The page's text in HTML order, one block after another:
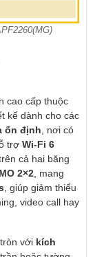
cao cấp thuộc
kế dành cho các
ổn định, nơi có
trợ Wi‑Fi 6
cả hai băng
2×2, mang
, giúp giảm thiểu
video call hay
với kích